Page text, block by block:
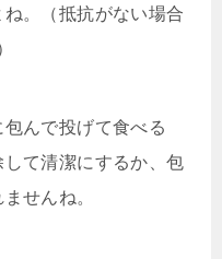
。（抵抗がない場合
んで投げて食べる
て清潔にするか、包
せんね。